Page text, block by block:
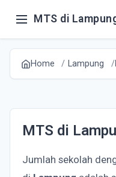
MTS di
Home Lampung
MTS di
Jumlah sekolah